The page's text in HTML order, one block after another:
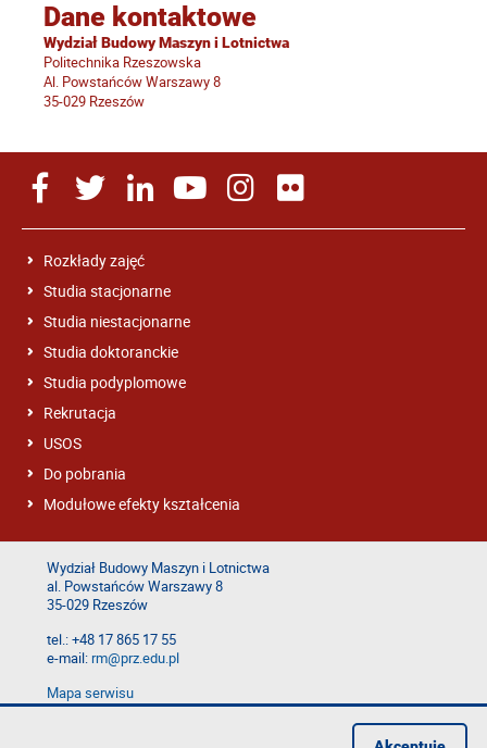
Dane kontaktowe
Wydział Budowy Maszyn i Lotnictwa
Politechnika Rzeszowska
Al. Powstańców Warszawy 8
35-029 Rzeszów
Rozkłady zajęć
Studia stacjonarne
Studia niestacjonarne
Studia doktoranckie
Studia podyplomowe
Rekrutacja
USOS
Do pobrania
Modułowe efekty kształcenia
Wydział Budowy Maszyn i Lotnictwa
al. Powstańców Warszawy 8
35-029 Rzeszów
tel.: +48 17 865 17 55
e-mail:rm@prz.edu.pl
Mapa serwisu
Deklaracja dostępności